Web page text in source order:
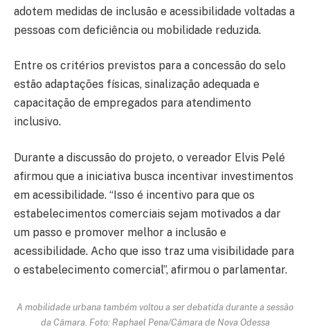
adotem medidas de inclusão e acessibilidade voltadas a
pessoas com deficiência ou mobilidade reduzida.
Entre os critérios previstos para a concessão do selo
estão adaptações físicas, sinalização adequada e
capacitação de empregados para atendimento
inclusivo.
Durante a discussão do projeto, o vereador Elvis Pelé
afirmou que a iniciativa busca incentivar investimentos
em acessibilidade. “Isso é incentivo para que os
estabelecimentos comerciais sejam motivados a dar
um passo e promover melhor a inclusão e
acessibilidade. Acho que isso traz uma visibilidade para
o estabelecimento comercial”, afirmou o parlamentar.
A mobilidade urbana também voltou a ser debatida durante a sessão
da Câmara. Foto: Raphael Pena/Câmara de Nova Odessa